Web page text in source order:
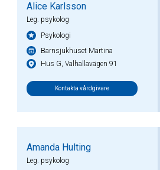
Alice Karlsson
Leg. psykolog
Psykologi
Barnsjukhuset Martina
Hus G, Valhallavägen 91
Kontakta vårdgivare
Amanda Hulting
Leg. psykolog